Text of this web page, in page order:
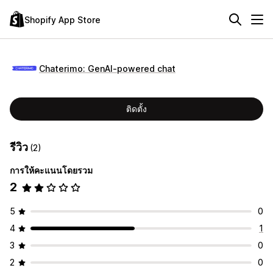
Shopify App Store
Chaterimo: GenAI‑powered chat
ติดตั้ง
รีวิว (2)
การให้คะแนนโดยรวม
2
5
0
4
1
3
0
2
0